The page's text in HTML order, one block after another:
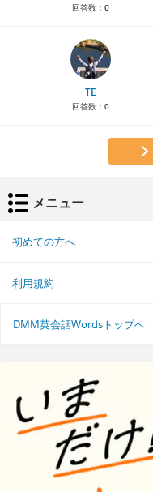
回答数： 0
TE
回答数： 0
メニュー
初めての方へ
利用規約
DMM英会話Wordsトップへ